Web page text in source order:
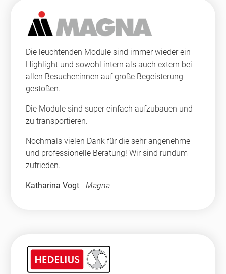
Die leuchtenden Module sind immer wieder ein
Highlight und sowohl intern als auch extern bei
allen Besucher:innen auf große Begeisterung
gestoßen.
Die Module sind super einfach aufzubauen und
zu transportieren.
Nochmals vielen Dank für die sehr angenehme
und professionelle Beratung! Wir sind rundum
zufrieden.
Katharina Vogt - Magna